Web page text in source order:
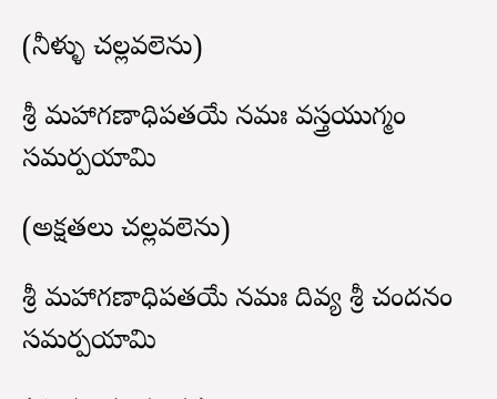
(నీళ్ళు చల్లవలెను)
శ్రీ మహాగణాధిపతయే నమః వస్త్రయుగ్మం
సమర్పయామి
(అక్షతలు చల్లవలెను)
శ్రీ మహాగణాధిపతయే నమః దివ్య శ్రీ చందనం
సమర్పయామి